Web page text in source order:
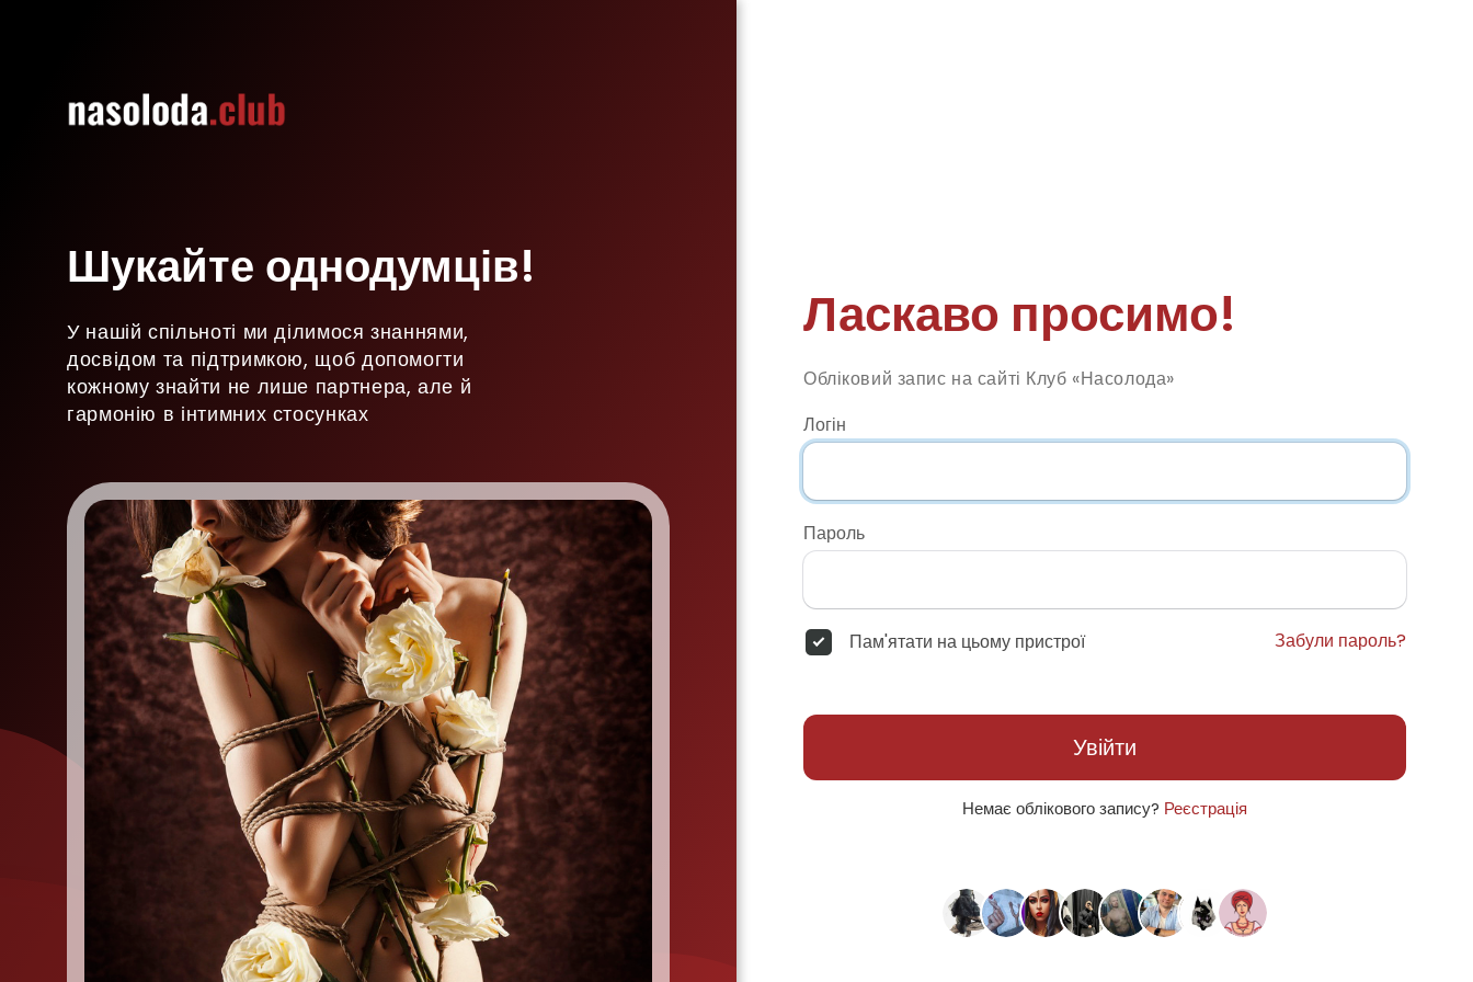
Шукайте однодумців!
У нашій спільноті ми ділимося знаннями,
досвідом та підтримкою, щоб допомогти
кожному знайти не лише партнера, але й
гармонію в інтимних стосунках
Ласкаво просимо!
Обліковий запис на сайті Клуб «Насолода»
Логін
Пароль
Пам'ятати на цьому пристрої Забули пароль?
Увійти
Немає облікового запису? Реєстрація